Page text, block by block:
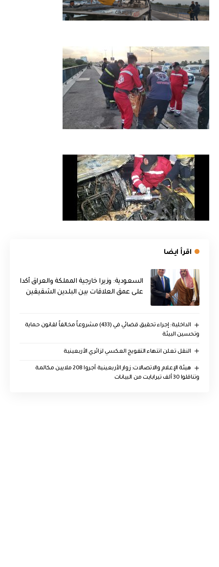
اقرأ ايضا
السعودية: وزيرا خارجية المملكة والعراق أكدا
على عمق العلاقات بين البلدين الشقيقين
الداخلية: إجراء تحقيق قضائي في (433) مشروعاً مخالفاً لقانون حماية
وتحسين البيئة
النقل تعلن انتهاء التفويج العكسي لزائري الأربعينية
هيئة الإعلام والاتصالات: زوار الأربعينية أجروا 208 ملايين مكالمة
وتناقلوا 30 ألف تيرابايت من البيانات